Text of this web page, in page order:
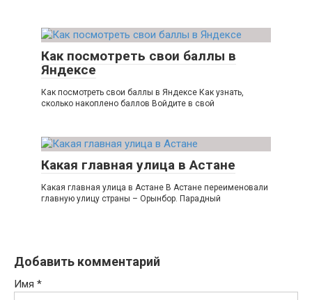
Как посмотреть свои баллы в
Яндексе
Как посмотреть свои баллы в Яндексе Как узнать,
сколько накоплено баллов Войдите в свой
Какая главная улица в Астане
Какая главная улица в Астане В Астане переименовали
главную улицу страны – Орынбор. Парадный
Добавить комментарий
Имя *